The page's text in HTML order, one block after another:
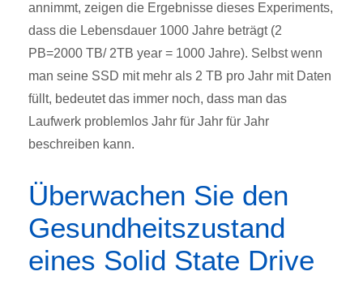
annimmt, zeigen die Ergebnisse dieses Experiments,
dass die Lebensdauer 1000 Jahre beträgt (2
PB=2000 TB/ 2TB year = 1000 Jahre). Selbst wenn
man seine SSD mit mehr als 2 TB pro Jahr mit Daten
füllt, bedeutet das immer noch, dass man das
Laufwerk problemlos Jahr für Jahr für Jahr
beschreiben kann.
Überwachen Sie den
Gesundheitszustand
eines Solid State Drive